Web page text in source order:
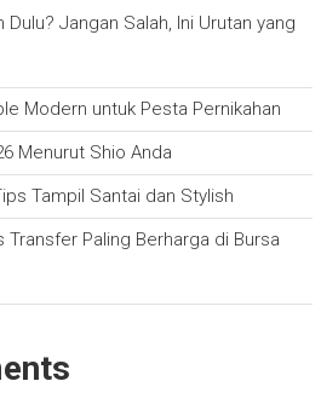
Jangan Salah, Ini Urutan yang
Modern untuk Pesta Pernikahan
Menurut Shio Anda
Tampil Santai dan Stylish
Transfer Paling Berharga di Bursa